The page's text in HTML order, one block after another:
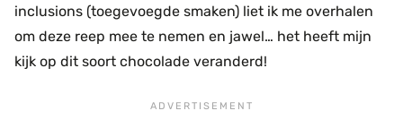
inclusions (toegevoegde smaken) liet ik me overhalen
om deze reep mee te nemen en jawel… het heeft mijn
kijk op dit soort chocolade veranderd!